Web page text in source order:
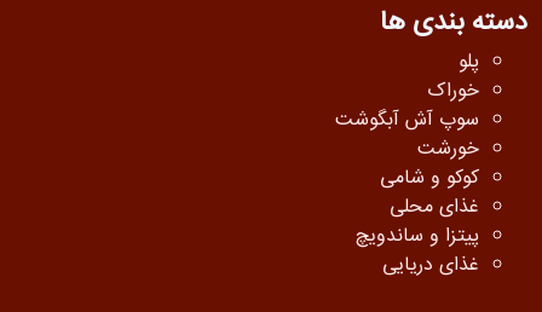
دسته بندی ها
پلو
خوراک
سوپ آش آبگوشت
خورشت
کوکو و شامی
غذای محلی
پیتزا و ساندویچ
غذای دریایی